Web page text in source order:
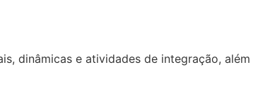
dinâmicas e atividades de integração, além